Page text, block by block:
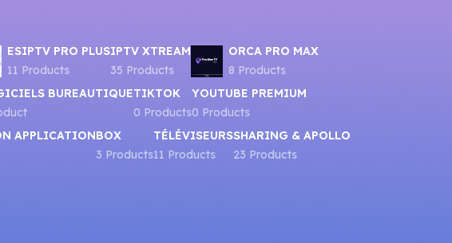
ESIPTV PRO PLUS
11 Products
IPTV XTREAM
35 Products
ORCA PRO MAX
8 Products
BUREAUTIQUETIKTOK
0 Products
YOUTUBE PREMIUM
0 Products
APPLICATIONBOX
3 Products
TÉLÉVISEURS
11 Products
SHARING & APOLLO
23 Products